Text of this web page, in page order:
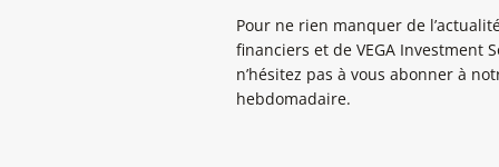
Pour ne rien manquer de
financiers et de VEGA Investment
n’hésitez pas à vous abonner à
hebdomadaire.